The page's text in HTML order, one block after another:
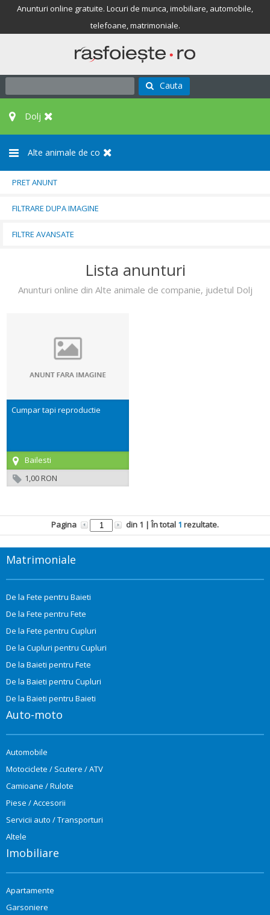
Anunturi online gratuite. Locuri de munca, imobiliare, automobile,
telefoane, matrimoniale.
Cauta
Dolj
Alte animale de co
PRET ANUNT
FILTRARE DUPA IMAGINE
FILTRE AVANSATE
Lista anunturi
Anunturi online din Alte animale de companie, judetul Dolj
Cumpar tapi reproductie
Bailesti
1,00 RON
Pagina din 1 | În total 1 rezultate.
Matrimoniale
De la Fete pentru Baieti
De la Fete pentru Fete
De la Fete pentru Cupluri
De la Cupluri pentru Cupluri
De la Baieti pentru Fete
De la Baieti pentru Cupluri
De la Baieti pentru Baieti
Auto-moto
Automobile
Motociclete / Scutere / ATV
Camioane / Rulote
Piese / Accesorii
Servicii auto / Transporturi
Altele
Imobiliare
Apartamente
Garsoniere